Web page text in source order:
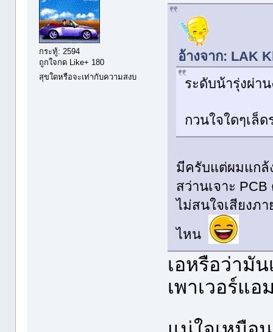
กระทู้: 2594
ถูกใจกด Like+ 180
สุขใดหรือจะเท่ากับความสงบ
อ้างจาก: LAK
ระดับน้ารุ่งผ่า
กวนใจใดๆเล็
มีครับแต่ผมแกล้
สว่านเจาะ
ไม่สนใจเสียงภ
ไหน
เอหรือว่ามั
เพาเวอร์แ